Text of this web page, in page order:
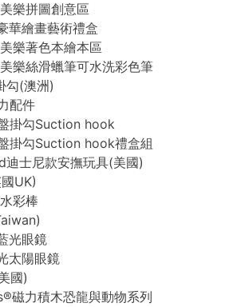
樂拼圖創意區
華繪畫藝術禮盒
樂著色本繪本區
樂絲滑蠟筆可水洗彩色筆
勾(澳洲)
配件
掛勾Suction hook
掛勾Suction hook禮盒組
士尼款安撫玩具(美國)
UK)
彩棒
光眼鏡
太陽眼鏡
國)
磁力積木恐龍與動物系列